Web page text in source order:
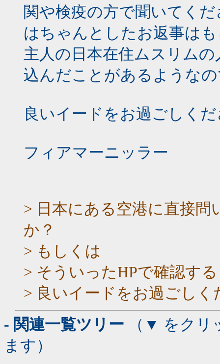
関や検疫の方で聞いてく
はちゃんとしたお返事は
主人の日本在住ムスリム
込んだことがあるような
良いイードをお過ごしく
フィアマーニッラー
> 日本にある空港に直接
か？
> もしくは
> そういったHPで確認す
> 良いイードをお過ごしく
- 関連一覧ツリー （▼ をクリ
ます）